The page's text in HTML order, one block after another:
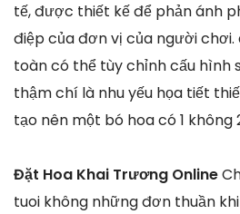
tế, được thiết kế để phản ánh
điệp của đơn vị của người
toàn có thể tùy chỉnh cấu hình
thậm chí là nhu yếu họa tiết
tạo nên một bó hoa có 1 không
Đặt Hoa Khai Trương Online
tuoi không những đơn thuần